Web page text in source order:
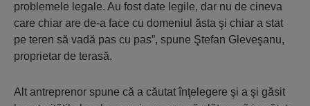
problemele legale. Au fost date legile, dar nu de cineva
care chiar are de-a face cu domeniul ăsta şi chiar a stat
pe teren să vadă pas cu pas”, spune Ştefan Gleveşanu,
proprietar de terasă.
Alt antreprenor spune că a căutat înţelegere şi a şi găsit